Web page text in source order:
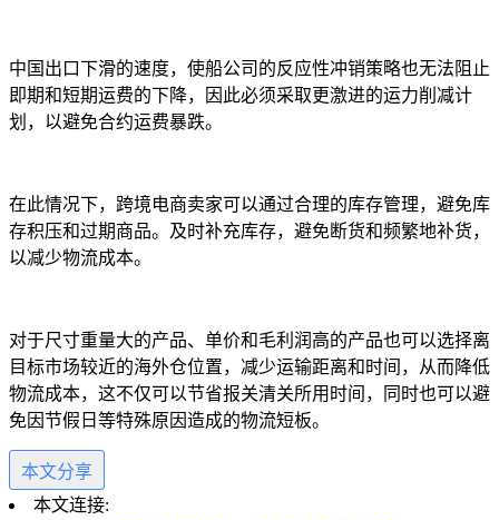
中国出口下滑的速度，使船公司的反应性冲销策略也无法阻止
即期和短期运费的下降，因此必须采取更激进的运力削减计
划，以避免合约运费暴跌。
在此情况下，跨境电商卖家可以通过合理的库存管理，避免库
存积压和过期商品。及时补充库存，避免断货和频繁地补货，
以减少物流成本。
对于尺寸重量大的产品、单价和毛利润高的产品也可以选择离
目标市场较近的海外仓位置，减少运输距离和时间，从而降低
物流成本，这不仅可以节省报关清关所用时间，同时也可以避
免因节假日等特殊原因造成的物流短板。
本文分享
本文连接: